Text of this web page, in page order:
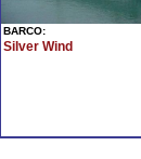
BARCO:
Silver Wind